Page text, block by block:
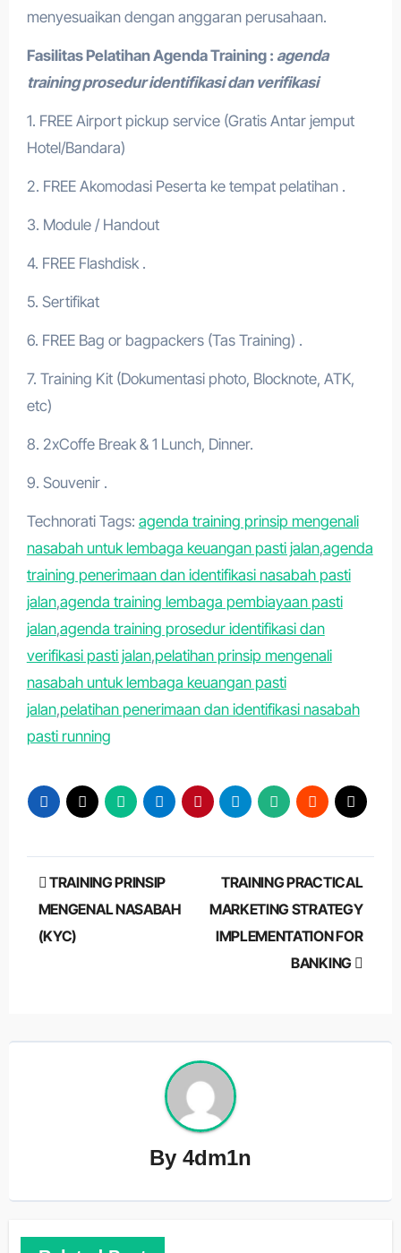
menyesuaikan dengan anggaran perusahaan.
Fasilitas PelatihanAgenda Training : agenda
training prosedur identifikasi dan verifikasi
1. FREE Airport pickup service (Gratis Antar jemput
Hotel/Bandara)
2. FREE Akomodasi Peserta ke tempat pelatihan .
3. Module / Handout
4. FREE Flashdisk .
5. Sertifikat
6. FREE Bag or bagpackers (Tas Training) .
7. Training Kit (Dokumentasi photo, Blocknote, ATK,
etc)
8. 2xCoffe Break & 1 Lunch, Dinner.
9. Souvenir .
Technorati Tags: agenda training prinsip mengenali
nasabah untuk lembaga keuangan pasti jalan,agenda
training penerimaan dan identifikasi nasabah pasti
jalan,agenda training lembaga pembiayaan pasti
jalan,agenda training prosedur identifikasi dan
verifikasi pasti jalan,pelatihan prinsip mengenali
nasabah untuk lembaga keuangan pasti
jalan,pelatihan penerimaan dan identifikasi nasabah
pasti running
Post
navigation
TRAINING PRINSIP
MENGENAL NASABAH
(KYC)
TRAINING PRACTICAL
MARKETING STRATEGY
IMPLEMENTATION FOR
BANKING
By 4dm1n